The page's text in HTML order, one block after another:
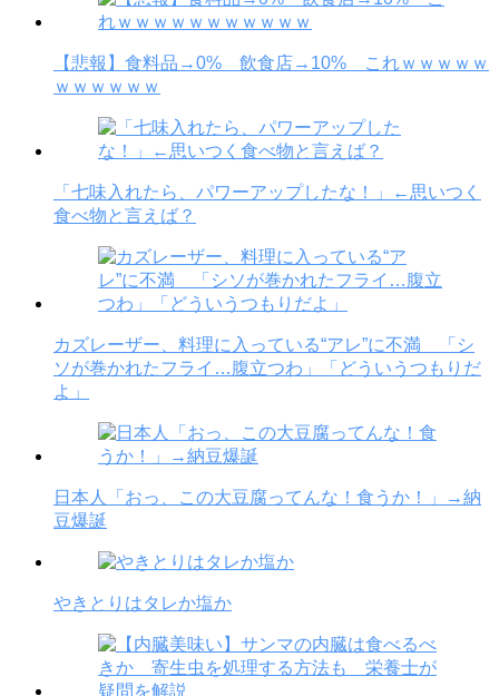
【悲報】食料品→0% 飲食店→10% これｗｗｗｗｗ
ｗｗｗｗｗｗ
「七味入れたら、パワーアップしたな！」←思いつく
食べ物と言えば？
カズレーザー、料理に入っている“アレ”に不満 「シ
ソが巻かれたフライ…腹立つわ」「どういうつもりだ
よ」
日本人「おっ、この大豆腐ってんな！食うか！」→納
豆爆誕
やきとりはタレか塩か